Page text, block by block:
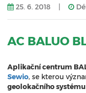
25. 6. 2018
AC BALUO
Aplikační centrum
Sewio, se kterou
geolokačního systému